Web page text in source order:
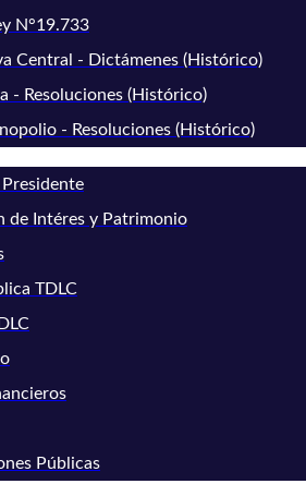
N°19.733
Central - Dictámenes (Histórico)
- Resoluciones (Histórico)
- Resoluciones (Histórico)
de Intéres y Patrimonio
TDLC
Públicas